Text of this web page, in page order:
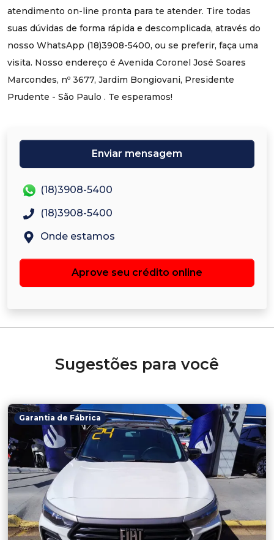
atendimento on-line pronta para te atender. Tire todas
suas dúvidas de forma rápida e descomplicada, através do
nosso WhatsApp (18)3908-5400, ou se preferir, faça uma
visita. Nosso endereço é Avenida Coronel José Soares
Marcondes, nº 3677, Jardim Bongiovani, Presidente
Prudente - São Paulo . Te esperamos!
Enviar mensagem
(18)3908-5400
(18)3908-5400
Onde estamos
Aprove seu crédito online
Sugestões para você
Garantia de Fábrica